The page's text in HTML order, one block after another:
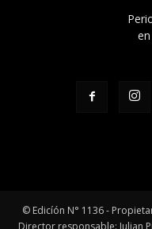
© Edicíón N° 1136 -
Director responsable: Julian